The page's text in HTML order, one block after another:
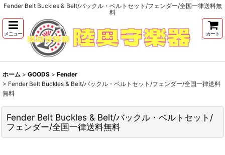
Fender Belt Buckles & Belt/バックル・ベルトセット/フェンダー/全国一律送料無
料
メニュー カート
ホーム > GOODS > Fender
> Fender Belt Buckles & Belt/バックル・ベルトセット/フェンダー/全国一律送料
無料
Fender Belt Buckles & Belt/バックル・ベルトセット/
フェンダー/全国一律送料無料